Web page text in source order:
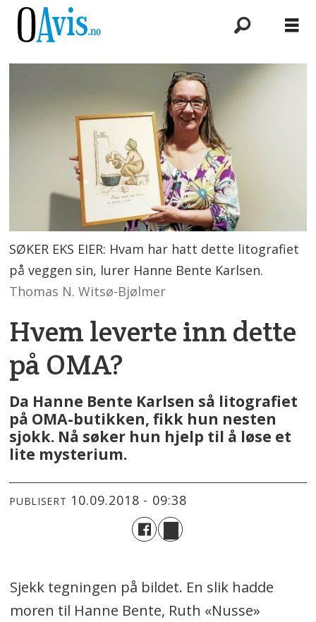
SØKER EKS EIER: Hvam har hatt dette litografiet
på veggen sin, lurer Hanne Bente Karlsen.
Thomas N. Witsø-Bjølmer
Hvem leverte inn dette
på OMA?
Da Hanne Bente Karlsen så litografiet
på OMA-butikken, fikk hun nesten
sjokk. Nå søker hun hjelp til å løse et
lite mysterium.
PUBLISERT 10.09.2018 - 09:38
Sjekk tegningen på bildet. En slik hadde
moren til Hanne Bente, Ruth «Nusse»